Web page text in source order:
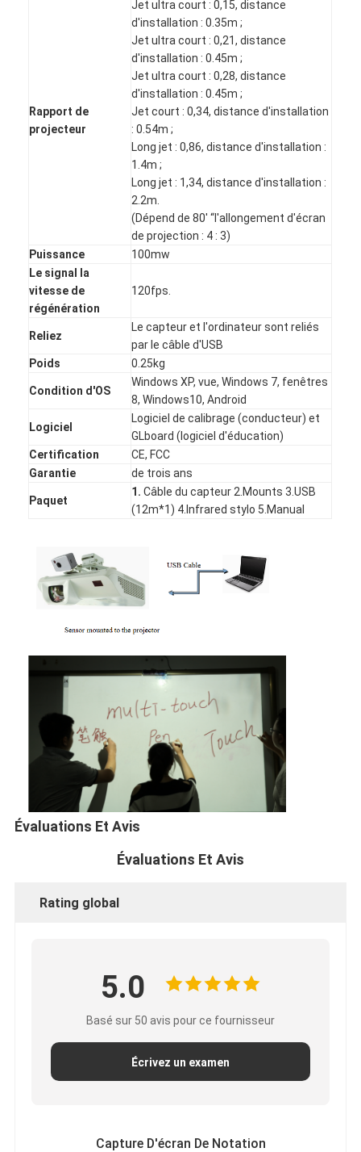
Tableau noir intelligent
Panneau interactif de projecteur
Cadre infrarouge de contact
Support interactif de tableau blanc
Caméra de document de visualiseur
Kiosque d'écran tactile
signalisation numérique
moniteur de publicité numérique
écran intelligent portable
Rapport de
projecteur
Jet ultra court : 0,15, distance
d'installation : 0.35m ;
Jet ultra court : 0,21, distance
d'installation : 0.45m ;
Jet ultra court : 0,28, distance
d'installation : 0.45m ;
Jet court : 0,34, distance d'installation
: 0.54m ;
Long jet : 0,86, distance d'installation :
1.4m ;
Long jet : 1,34, distance d'installation :
2.2m.
(Dépend de 80' “l'allongement d'écran
de projection : 4 : 3)
Puissance
100mw
Le signal la
vitesse de
régénération
120fps.
Reliez
Le capteur et l'ordinateur sont reliés
par le câble d'USB
Poids
0.25kg
Condition d'OS
Windows XP, vue, Windows 7, fenêtres
8, Windows10, Android
Logiciel
Logiciel de calibrage (conducteur) et
GLboard (logiciel d'éducation)
Certification
CE, FCC
Garantie
de trois ans
Paquet
1.Câble du capteur 2.Mounts 3.USB
(12m*1) 4.Infrared stylo 5.Manual
Évaluations Et Avis
Évaluations Et Avis
Rating global
5.0
Basé sur 50 avis pour ce fournisseur
Écrivez un examen
Capture D'écran De Notation